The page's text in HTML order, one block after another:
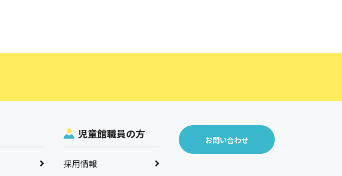
児童館職員の方
採用情報
お問い合わせ